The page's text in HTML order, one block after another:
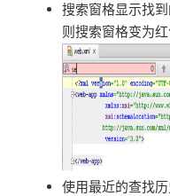
搜索窗格显示找
则搜索窗格变为红
使用最近的查找